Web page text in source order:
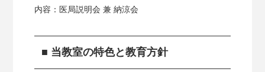
内容：医局説明会 兼 納涼会
■ 当教室の特色と教育方針